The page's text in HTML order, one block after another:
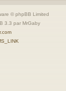
© phpBB Limited
3.3 par MrGaby